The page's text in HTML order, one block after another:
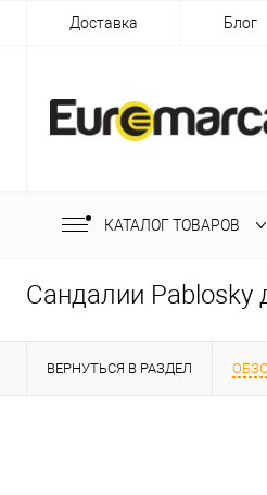
Доставка Блог
КАТАЛОГ ТОВАРОВ
Сандалии
ВЕРНУТЬСЯ В РАЗДЕЛ